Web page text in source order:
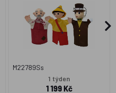
M22789Ss
1 týden
1 199 Kč